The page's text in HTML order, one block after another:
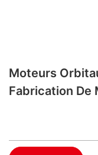
Moteurs
Fabrication De